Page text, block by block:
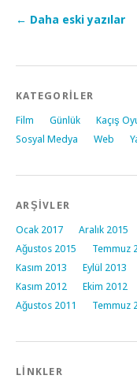
← Daha eski yazılar
KATEGORİLER
Film Günlük Kaçış
Sosyal Medya
Web
ARŞİVLER
Ocak 2017 Aralık 2015
Ağustos 2015
Temmuz
Kasım 2013
Eylül 2013
Kasım 2012
Ekim 2012
Ağustos 2011
Temmuz
LINKLER